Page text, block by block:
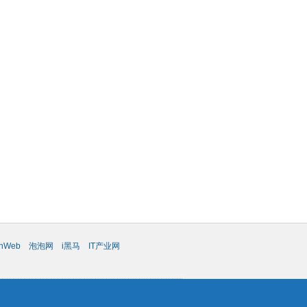
泡泡网 i黑马 IT产业网